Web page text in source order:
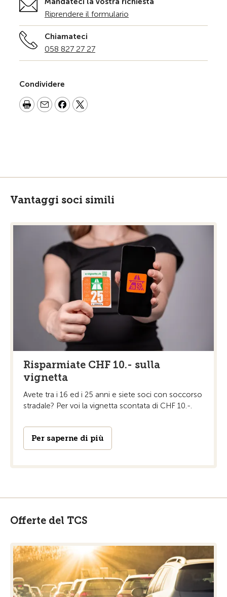
Riprendere il formulario
Chiamateci
058 827 27 27
Condividere
Vantaggi soci simili
Risparmiate CHF 10.- sulla
vignetta
Avete tra i 16 ed i 25 anni e siete soci con soccorso
stradale? Per voi la vignetta scontata di CHF 10.-.
Per saperne di più
Offerte del TCS